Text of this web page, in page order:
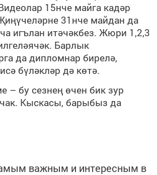
15нче майга кадәр
31нче майдан да
игълан итәчәкбез. Жюри 1,2,3
Барлык
да дипломнар бирелә,
бүләкләр дә көтә.
– бу сезнең өчен бик зур
Кыскасы, барыбыз да
важным и интересным в